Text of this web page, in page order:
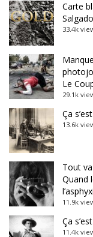
Carte
33.4k
Le
29.1k
Ça
13.6k
Tout
Quand
11.9k
Ça
11.4k